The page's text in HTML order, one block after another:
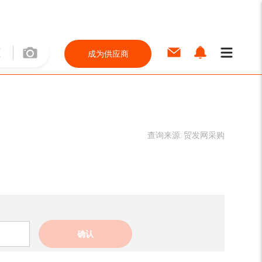
成为供应商
查询来源: 贸发网采购
确认